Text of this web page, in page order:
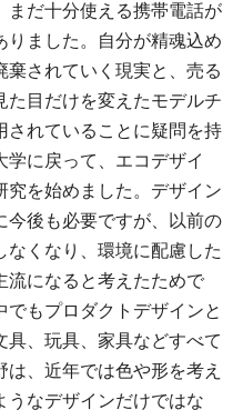
まだ十分使える携帯電話が
りました。自分が精魂込め
棄されていく現実と、売る
た目だけを変えたモデルチ
されていることに疑問を持
に戻って、エコデザイ
究を始めました。デザイン
今後も必要ですが、以前の
なくなり、環境に配慮した
流になると考えたためで
もプロダクトデザインと
具、玩具、家具などすべて
、近年では色や形を考え
うなデザインだけではな